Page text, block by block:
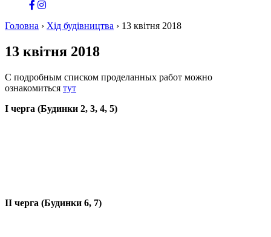
Головна › Хід будівництва › 13 квітня 2018
13 квітня 2018
С подробным списком проделанных работ можно
ознакомиться тут
I черга (Будинки 2, 3, 4, 5)
II черга (Будинки 6, 7)